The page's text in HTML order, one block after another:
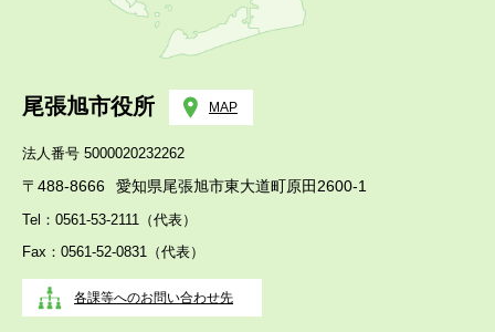
尾張旭市役所 MAP
法人番号 5000020232262
〒488-8666 愛知県尾張旭市東大道町原田2600-1
Tel：0561-53-2111（代表）
Fax：0561-52-0831（代表）
各課等へのお問い合わせ先